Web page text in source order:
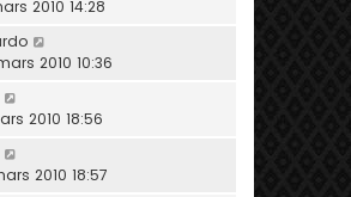
2010 14:28
2010 10:36
2010 18:56
2010 18:57